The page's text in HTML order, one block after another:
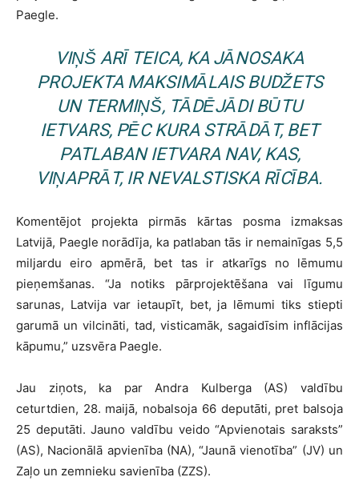
Paegle.
VIŅŠ ARĪ TEICA, KA JĀNOSAKA
PROJEKTA MAKSIMĀLAIS BUDŽETS
UN TERMIŅŠ, TĀDĒJĀDI BŪTU
IETVARS, PĒC KURA STRĀDĀT, BET
PATLABAN IETVARA NAV, KAS,
VIŅAPRĀT, IR NEVALSTISKA RĪCĪBA.
Komentējot projekta pirmās kārtas posma izmaksas
Latvijā, Paegle norādīja, ka patlaban tās ir nemainīgas 5,5
miljardu eiro apmērā, bet tas ir atkarīgs no lēmumu
pieņemšanas. “Ja notiks pārprojektēšana vai līgumu
sarunas, Latvija var ietaupīt, bet, ja lēmumi tiks stiepti
garumā un vilcināti, tad, visticamāk, sagaidīsim inflācijas
kāpumu,” uzsvēra Paegle.
Jau ziņots, ka par Andra Kulberga (AS) valdību
ceturtdien, 28. maijā, nobalsoja 66 deputāti, pret balsoja
25 deputāti. Jauno valdību veido “Apvienotais saraksts”
(AS), Nacionālā apvienība (NA), “Jaunā vienotība” (JV) un
Zaļo un zemnieku savienība (ZZS).